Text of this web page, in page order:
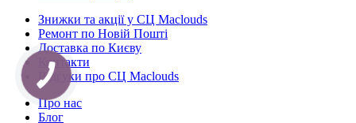
Знижки та акції у СЦ Maclouds
Ремонт по Новій Пошті
Доставка по Києву
Контакти
Відгуки про СЦ Maclouds
Про нас
Блог